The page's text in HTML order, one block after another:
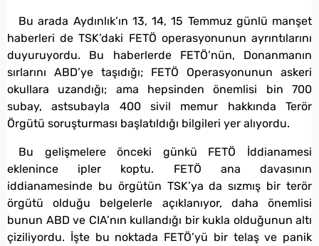
Bu arada Aydınlık’ın 13, 14, 15 Temmuz günlü manşet
haberleri de TSK’daki FETÖ operasyonunun ayrıntılarını
duyuruyordu. Bu haberlerde FETÖ’nün, Donanmanın
sırlarını ABD’ye taşıdığı; FETÖ Operasyonunun askeri
okullara uzandığı; ama hepsinden önemlisi bin 700
subay, astsubayla 400 sivil memur hakkında Terör
Örgütü soruşturması başlatıldığı bilgileri yer alıyordu.
Bu gelişmelere önceki günkü FETÖ İddianamesi
eklenince ipler koptu. FETÖ ana davasının
iddianamesinde bu örgütün TSK’ya da sızmış bir terör
örgütü olduğu belgelerle açıklanıyor, daha önemlisi
bunun ABD ve CIA’nın kullandığı bir kukla olduğunun altı
çiziliyordu. İşte bu noktada FETÖ’yü bir telaş ve panik